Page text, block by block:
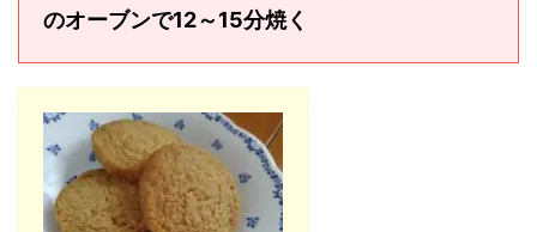
のオーブンで12～15分焼く